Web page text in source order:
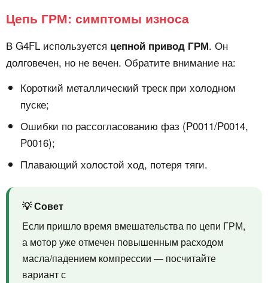
Цепь ГРМ: симптомы износа
В G4FL используется цепной привод ГРМ. Он
долговечен, но не вечен. Обратите внимание на:
Короткий металлический треск при холодном
пуске;
Ошибки по рассогласованию фаз (P0011/P0014,
P0016);
Плавающий холостой ход, потеря тяги.
💡 Совет
Если пришло время вмешательства по цепи ГРМ,
а мотор уже отмечен повышенным расходом
масла/падением компрессии — посчитайте
вариант с